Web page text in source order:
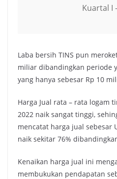
Kuartal I
Laba bersih TINS pun
miliar dibandingkan periode
yang hanya sebesar Rp 10
Harga Jual rata – rata logam
2022 naik sangat tinggi,
mencatat harga jual sebesar
naik sekitar 76%
Kenaikan harga jual ini
membukukan pendapatan